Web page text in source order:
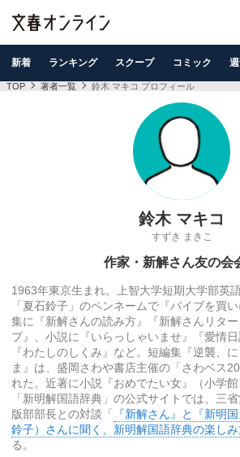
新着 ランキング スクープ コミック
TOP 著者一覧 鈴木 マキコ プロフィール
鈴木 マキコ
すずき まきこ
作家・新解さん友の会
1963年東京生まれ。上智大学短期大学部英
「夏石鈴子」のペンネームで『バイブを買
集に『新解さんの読み方』『新解さんリタ
プ』、小説に『いらっしゃいませ』『愛情日
『わたしのしくみ』など。短編集『逆襲、
ま』は、盛岡さわや書店主催の「さわベス
れた。近著に小説『おめでたい女』（小学館
「新明解国語辞典」の公式サイトでは、三
版部部長との対談「
『新解さん』と『新明
鈴子）さんに聞く、新明解国語辞典の楽し
る。